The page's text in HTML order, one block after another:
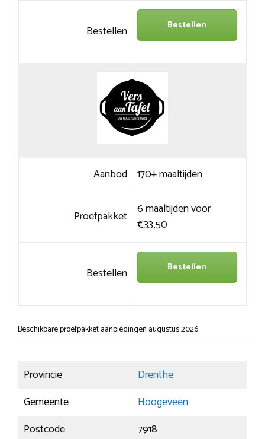
Bestellen Bestellen
Aanbod 170+ maaltijden
Proefpakket 6 maaltijden voor
€33,50
Bestellen Bestellen
Beschikbare proefpakket aanbiedingen augustus 2026
Provincie
Drenthe
Gemeente
Hoogeveen
Postcode
7918